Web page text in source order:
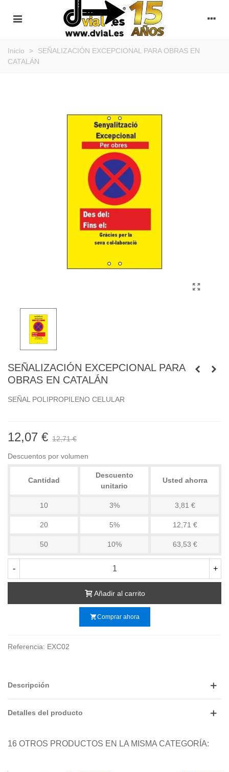
Inicio >
SEÑALIZACIÓN EXCEPCIONAL PARA OBRAS EN
CATALÁN
SEÑALIZACIÓN EXCEPCIONAL PARA
OBRAS EN CATALÁN
SEÑAL POLIPROPILENO CELULAR
12,07 € 12,71 €
Descuentos por volumen
Cantidad
Descuento
unitario
Usted ahorra
10 3% 3,81 €
20 5% 12,71 €
50 10% 63,53 €
- +
Añadir al carrito
shopping_cartComprar ahora
Referencia: EXC02
Descripción
Detalles del producto
16 OTROS PRODUCTOS EN LA MISMA CATEGORÍA: